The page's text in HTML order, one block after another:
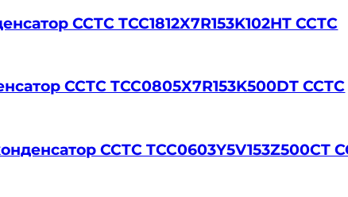
CCTC TCC1812X7R153K102HT CCTC
CCTC TCC0805X7R153K500DT CCTC
CCTC TCC0603Y5V153Z500CT